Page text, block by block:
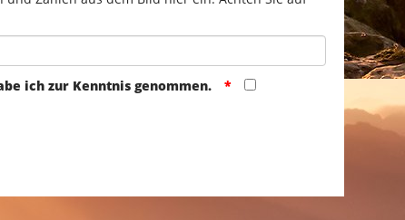
ich zur Kenntnis genommen.